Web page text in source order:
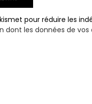
pour réduire les
dont les données de